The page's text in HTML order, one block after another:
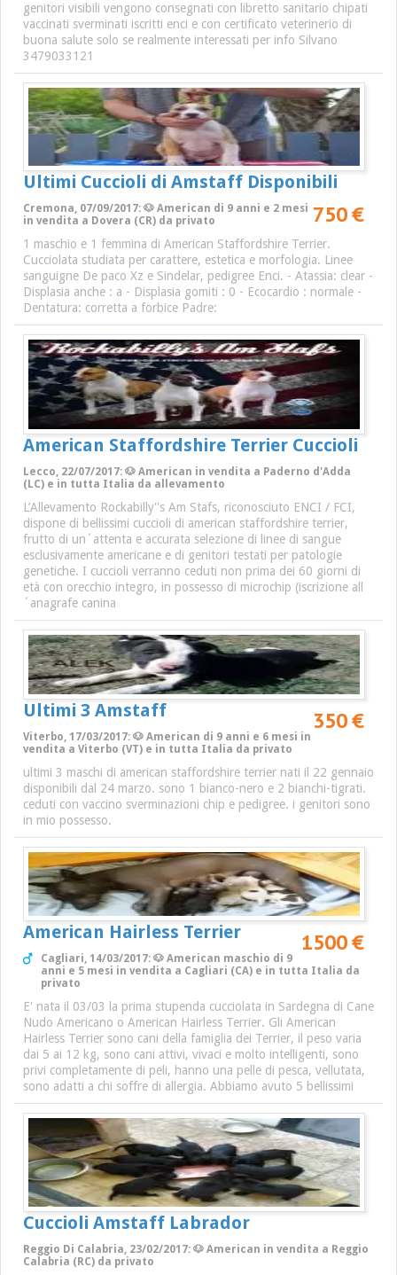
genitori visibili vengono consegnati con libretto sanitario chipati
vaccinati sverminati iscritti enci e con certificato veterinerio di
buona salute solo se realmente interessati per info Silvano
3479033121
Ultimi Cuccioli di Amstaff Disponibili
750 €
Cremona, 07/09/2017: 🐶 American di 9 anni e 2 mesi
in vendita a Dovera (CR) da privato
1 maschio e 1 femmina di American Staffordshire Terrier.
Cucciolata studiata per carattere, estetica e morfologia. Linee
sanguigne De paco Xz e Sindelar, pedigree Enci. - Atassia: clear -
Displasia anche : a - Displasia gomiti : 0 - Ecocardio : normale -
Dentatura: corretta a forbice Padre:
American Staffordshire Terrier Cuccioli
Lecco, 22/07/2017: 🐶 American in vendita a Paderno d'Adda
(LC) e in tutta Italia da allevamento
L’Allevamento Rockabilly''s Am Stafs, riconosciuto ENCI / FCI,
dispone di bellissimi cuccioli di american staffordshire terrier,
frutto di un´attenta e accurata selezione di linee di sangue
esclusivamente americane e di genitori testati per patologie
genetiche. I cuccioli verranno ceduti non prima dei 60 giorni di
età con orecchio integro, in possesso di microchip (iscrizione all
´anagrafe canina
Ultimi 3 Amstaff 350 €
Viterbo, 17/03/2017: 🐶 American di 9 anni e 6 mesi in
vendita a Viterbo (VT) e in tutta Italia da privato
ultimi 3 maschi di american staffordshire terrier nati il 22 gennaio
disponibili dal 24 marzo. sono 1 bianco-nero e 2 bianchi-tigrati.
ceduti con vaccino sverminazioni chip e pedigree. i genitori sono
in mio possesso.
American Hairless Terrier 1500 €
Cagliari, 14/03/2017: 🐶 American maschio di 9
anni e 5 mesi in vendita a Cagliari (CA) e in tutta Italia da
privato
E' nata il 03/03 la prima stupenda cucciolata in Sardegna di Cane
Nudo Americano o American Hairless Terrier. Gli American
Hairless Terrier sono cani della famiglia dei Terrier, il peso varia
dai 5 ai 12 kg, sono cani attivi, vivaci e molto intelligenti, sono
privi completamente di peli, hanno una pelle di pesca, vellutata,
sono adatti a chi soffre di allergia. Abbiamo avuto 5 bellissimi
Cuccioli Amstaff Labrador
Reggio Di Calabria, 23/02/2017: 🐶 American in vendita a Reggio
Calabria (RC) da privato